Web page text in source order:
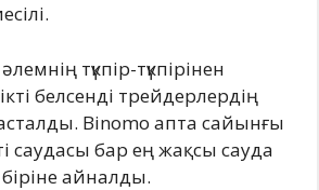
түкпір-түкпірінен
белсенді трейдерлердің
Binomo апта сайынғы
саудасы бар ең жақсы сауда
айналды.